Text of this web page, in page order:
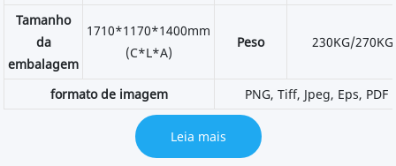
Tamanho
da
embalagem
1710*1170*1400mm
(C*L*A)
Peso 230KG/270KG
formato de imagem PNG, Tiff, Jpeg, Eps, PDF
Leia mais